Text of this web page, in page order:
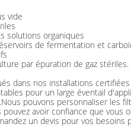
vide
solutions organiques
de fermentation et
par épuration de gaz stériles.
dans nos installations
pour un large éventail
pouvons personnaliser les
avoir confiance que
un devis pour vos besoins